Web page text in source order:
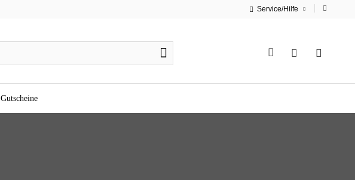
Service/Hilfe
Gutscheine